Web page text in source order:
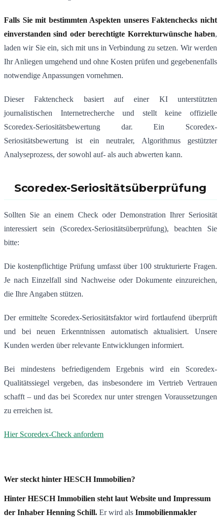
Falls Sie mit bestimmten Aspekten unseres Faktenchecks nicht
einverstanden sind oder berechtigte Korrekturwünsche haben,
laden wir Sie ein, sich mit uns in Verbindung zu setzen. Wir werden
Ihr Anliegen umgehend und ohne Kosten prüfen und gegebenenfalls
notwendige Anpassungen vornehmen.
Dieser Faktencheck basiert auf einer KI unterstützten
journalistischen Internetrecherche und stellt keine offizielle
Scoredex-Seriositätsbewertung dar. Ein Scoredex-
Seriositätsbewertung ist ein neutraler, Algorithmus gestützter
Analyseprozess, der sowohl auf- als auch abwerten kann.
Scoredex-Seriositätsüberprüfung
Sollten Sie an einem Check oder Demonstration Ihrer Seriosität
interessiert sein (Scoredex-Seriositätsüberprüfung), beachten Sie
bitte:
Die kostenpflichtige Prüfung umfasst über 100 strukturierte Fragen.
Je nach Einzelfall sind Nachweise oder Dokumente einzureichen,
die Ihre Angaben stützen.
Der ermittelte Scoredex-Seriositätsfaktor wird fortlaufend überprüft
und bei neuen Erkenntnissen automatisch aktualisiert. Unsere
Kunden werden über relevante Entwicklungen informiert.
Bei mindestens befriedigendem Ergebnis wird ein Scoredex-
Qualitätssiegel vergeben, das insbesondere im Vertrieb Vertrauen
schafft – und das bei Scoredex nur unter strengen Voraussetzungen
zu erreichen ist.
Hier Scoredex-Check anfordern
Wer steckt hinter HESCH Immobilien?
Hinter HESCH Immobilien steht laut Website und Impressum
der Inhaber Henning Schill. Er wird als Immobilienmakler